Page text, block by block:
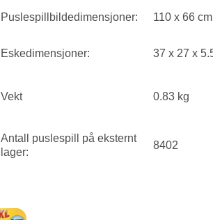
Puslespillbildedimensjoner: 110 x 66 cm
Eskedimensjoner: 37 x 27 x
Vekt 0.83 kg
Antall puslespill på eksternt
lager:
8402